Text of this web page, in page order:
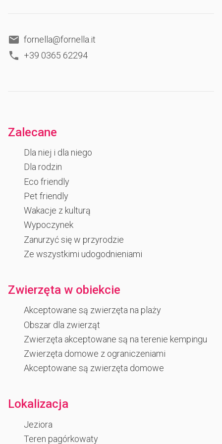
fornella@fornella.it
+39 0365 62294
Zalecane
Dla niej i dla niego
Dla rodzin
Eco friendly
Pet friendly
Wakacje z kulturą
Wypoczynek
Zanurzyć się w przyrodzie
Ze wszystkimi udogodnieniami
Zwierzęta w obiekcie
Akceptowane są zwierzęta na plaży
Obszar dla zwierząt
Zwierzęta akceptowane są na terenie kempingu
Zwierzęta domowe z ograniczeniami
Akceptowane są zwierzęta domowe
Lokalizacja
Jeziora
Teren pagórkowaty